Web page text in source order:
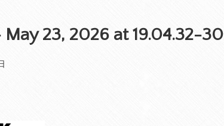
23, 2026 at 19.04.32-30